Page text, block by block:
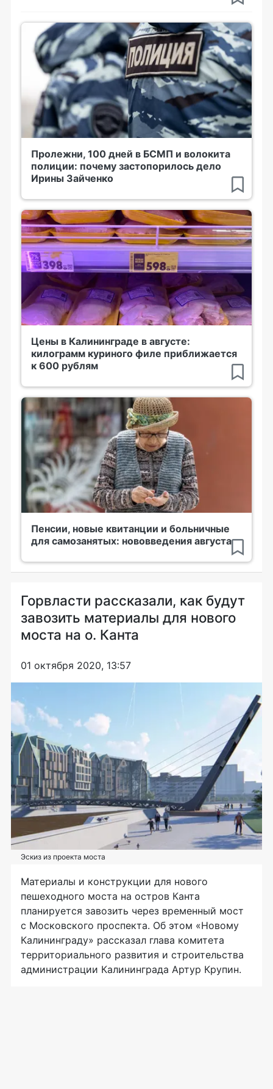
Пролежни, 100 дней в БСМП и волокита
полиции: почему застопорилось дело
Ирины Зайченко
Цены в Калининграде в августе:
килограмм куриного филе приближается
к 600 рублям
Пенсии, новые квитанции и больничные
для самозанятых: нововведения августа
Горвласти рассказали, как будут
завозить материалы для нового
моста на о. Канта
01 октября 2020, 13:57
Эскиз из проекта моста
Материалы и конструкции для нового
пешеходного моста на остров Канта
планируется завозить через временный мост
с Московского проспекта. Об этом «Новому
Калининграду» рассказал глава комитета
территориального развития и строительства
администрации Калининграда Артур Крупин.